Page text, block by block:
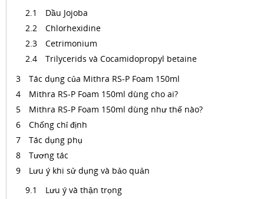
Dầu Jojoba
Chlorhexidine
Cetrimonium
Trilycerids và Cocamidopropyl betaine
Tác dụng của Mithra RS-P Foam 150ml
Mithra RS-P Foam 150ml dùng cho ai?
Mithra RS-P Foam 150ml dùng như thế nào?
Chống chỉ định
Tác dụng phụ
Tương tác
Lưu ý khi sử dụng và bảo quản
Lưu ý và thận trọng